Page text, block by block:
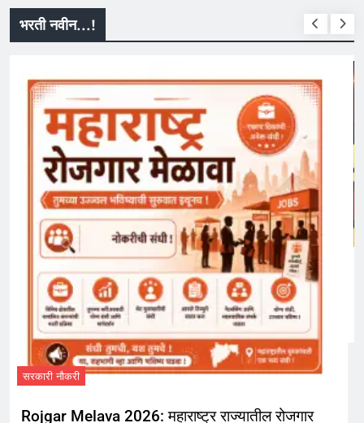
भरती नवीन...!
सरकारी नौकरी
MPSC Group C Bharti 2026: MPSC मार्फत ‘गट-
क’ पदांच्या 5707 जागांसाठी भरती
August 4, 2026